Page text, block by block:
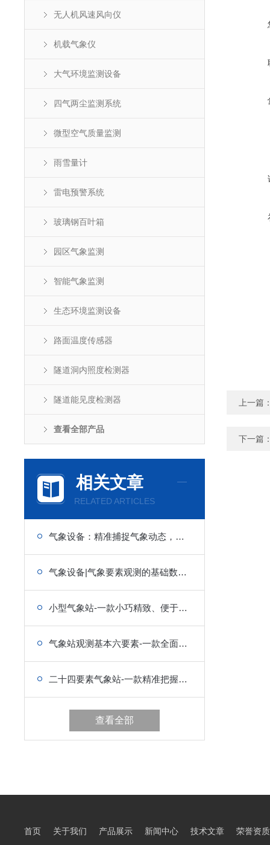
无人机风速风向仪
机载气象仪
大气环境监测设备
四气两尘监测系统
微型空气质量监测
雨雪量计
雷电预警系统
玻璃钢百叶箱
园区气象监测
智能气象监测
生态环境监测设备
路面温度传感器
隧道洞内照度检测器
隧道能见度检测器
查看全部产品
相关文章
RELATED ARTICLES
气象设备：精准捕捉气象动态，筑牢全域气象服务与防控防线
气象设备|气象要素观测的基础数据源
小型气象站-一款小巧精致、便于携带的气象设备
气象站观测基本六要素-一款全面解析气象多样现象的小型气象站
二十四要素气象站-一款精准把握气象发展韵律的小型气象站
查看全部
上一篇
下一篇
首页 关于我们 产品展示 新闻中心 技术文章 荣誉资质